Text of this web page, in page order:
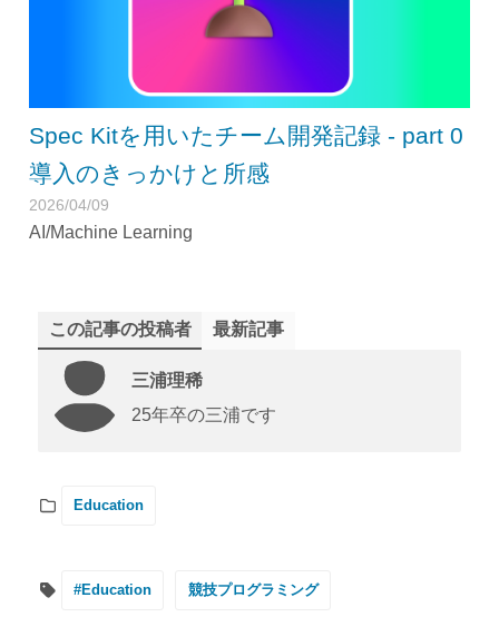
Spec Kitを用いたチーム開発記録 - part 0
導入のきっかけと所感
2026/04/09
AI/Machine Learning
この記事の投稿者 最新記事
三浦理稀
25年卒の三浦です
Education
#Education 競技プログラミング